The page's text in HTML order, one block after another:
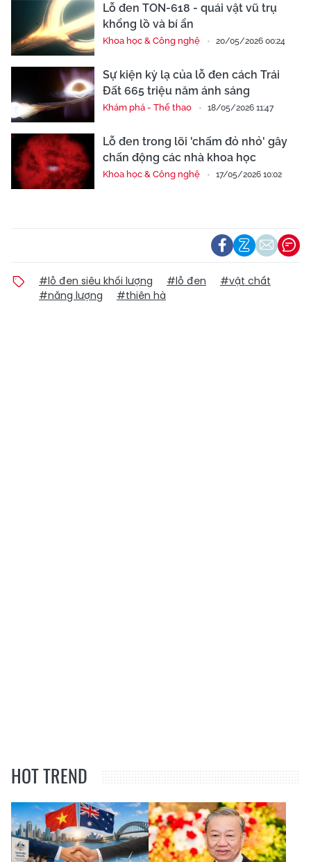
Lỗ đen TON-618 - quái vật vũ trụ
khổng lồ và bí ẩn
Khoa học & Công nghệ 20/05/2026 00:24
Sự kiện kỳ lạ của lỗ đen cách Trái
Đất 665 triệu năm ánh sáng
Khám phá - Thể thao 18/05/2026 11:47
Lỗ đen trong lõi 'chấm đỏ nhỏ' gây
chấn động các nhà khoa học
Khoa học & Công nghệ 17/05/2026 10:02
#lỗ đen siêu khối lượng #lỗ đen
#vật chất
#năng lượng
#thiên hà
HOT TREND